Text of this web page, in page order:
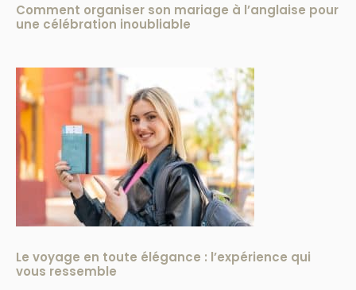
Comment organiser son mariage à l’anglaise pour
une célébration inoubliable
Le voyage en toute élégance : l’expérience qui
vous ressemble